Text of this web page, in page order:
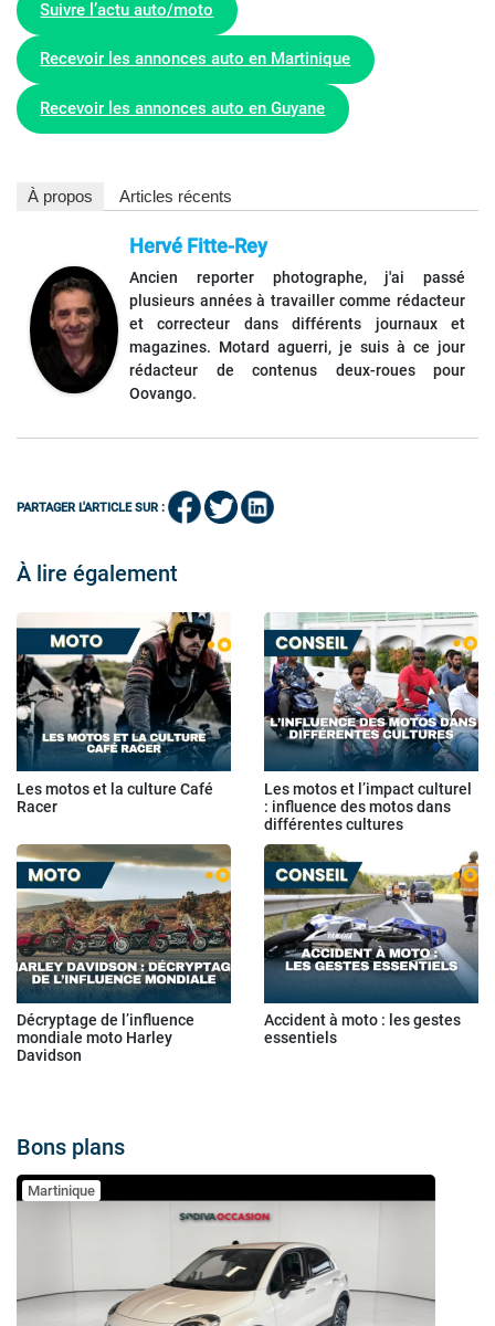
Suivre l’actu auto/moto
Recevoir les annonces auto en Martinique
Recevoir les annonces auto en Guyane
À propos Articles récents
Hervé Fitte-Rey
Ancien reporter photographe, j'ai passé
plusieurs années à travailler comme rédacteur
et correcteur dans différents journaux et
magazines. Motard aguerri, je suis à ce jour
rédacteur de contenus deux-roues pour
Oovango.
PARTAGER L'ARTICLE SUR :
À lire également
Les motos et la culture Café
Racer
Les motos et l’impact culturel
: influence des motos dans
différentes cultures
Décryptage de l’influence
mondiale moto Harley
Davidson
Accident à moto : les gestes
essentiels
Bons plans
Martinique